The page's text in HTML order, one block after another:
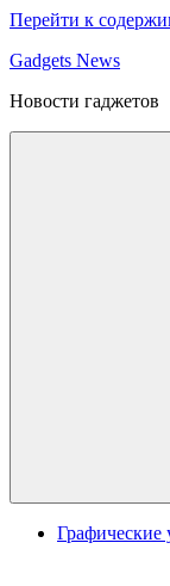
Перейти к
Gadgets News
Новости гаджетов
Графические